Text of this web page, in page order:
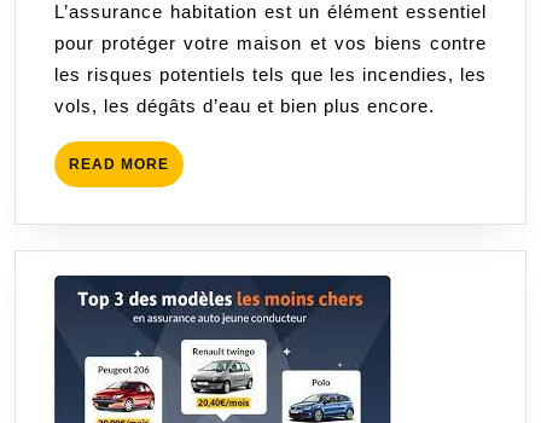
habitation
au
meilleur
prix
L’assurance habitation est un élément essentiel
pour protéger votre maison et vos biens contre
les risques potentiels tels que les incendies, les
vols, les dégâts d’eau et bien plus encore.
READ MORE READ
MORE